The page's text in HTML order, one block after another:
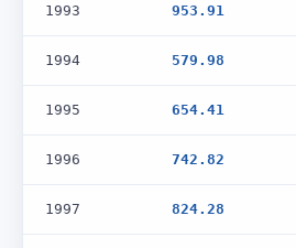
1993 953.91
1994 579.98
1995 654.41
1996 742.82
1997 824.28